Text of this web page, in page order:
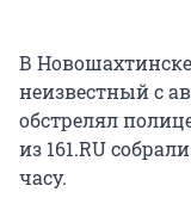
В Новошахтинске
неизвестный с
обстрелял
из 161.RU
часу.